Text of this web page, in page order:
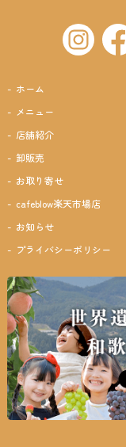
ホーム
メニュー
店舗紹介
卸販売
お取り寄せ
cafeblow楽天市場店
お知らせ
プライバシーポリシー